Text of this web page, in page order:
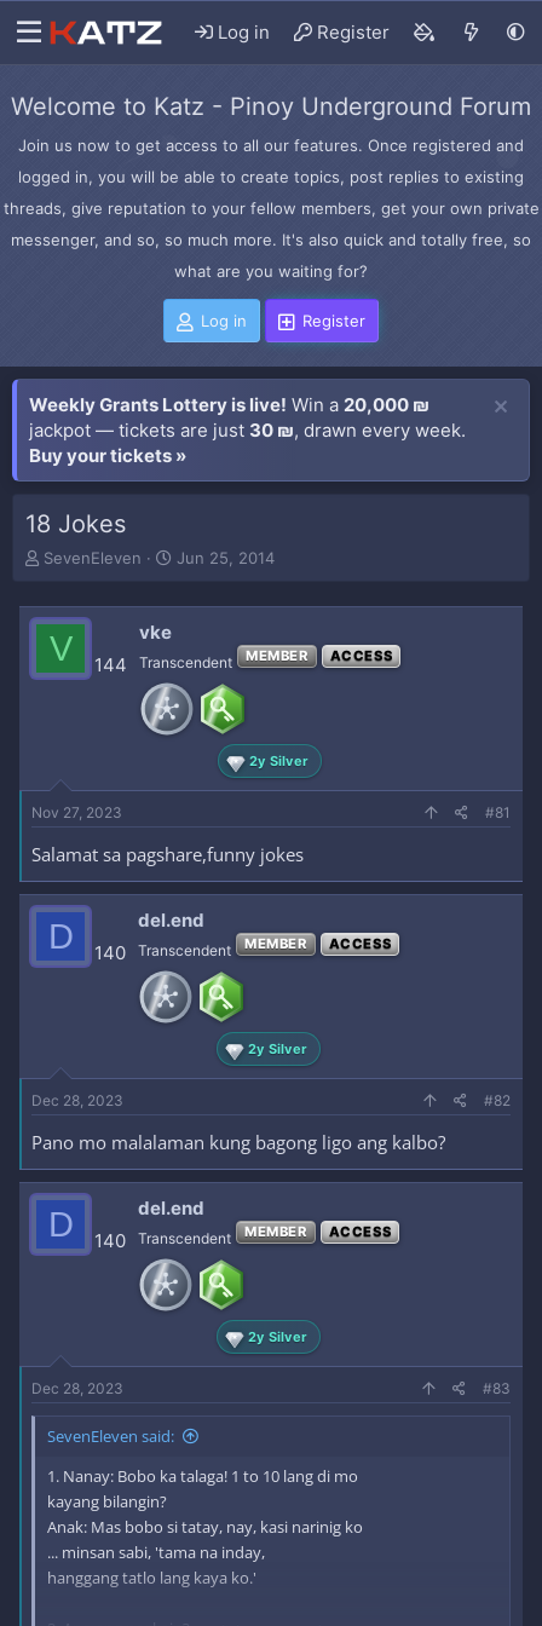
Log in Register
Welcome to Katz - Pinoy Underground Forum
Join us now to get access to all our features. Once registered and
logged in, you will be able to create topics, post replies to existing
threads, give reputation to your fellow members, get your own private
messenger, and so, so much more. It's also quick and totally free, so
what are you waiting for?
Log in Register
Weekly Grants Lottery is live! Win a 20,000 ₪
jackpot — tickets are just 30 ₪, drawn every week.
Buy your tickets »
18 Jokes
T
e
a
e
r
SevenEleven
S
d
a
t
e
Jun 25, 2014
V 144
vke
Transcendent MEMBER ACCESS
2y Silver
Nov 27, 2023 #81
Salamat sa pagshare,funny jokes
D 140
del.end
Transcendent MEMBER ACCESS
2y Silver
Dec 28, 2023 #82
Pano mo malalaman kung bagong ligo ang kalbo?
D 140
del.end
Transcendent MEMBER ACCESS
2y Silver
Dec 28, 2023 #83
SevenEleven said:
1. Nanay: Bobo ka talaga! 1 to 10 lang di mo
kayang bilangin?
Anak: Mas bobo si tatay, nay, kasi narinig ko
... minsan sabi, 'tama na inday,
hanggang tatlo lang kaya ko.'